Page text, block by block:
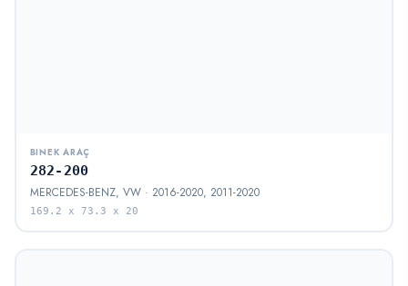
BINEK ARAÇ
282-200
MERCEDES-BENZ, VW · 2016-2020, 2011-2020
169.2 x 73.3 x 20